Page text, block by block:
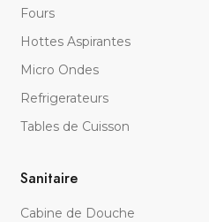
Fours
Hottes Aspirantes
Micro Ondes
Refrigerateurs
Tables de Cuisson
Sanitaire
Cabine de Douche